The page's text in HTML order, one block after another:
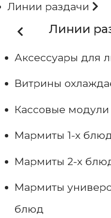
Линии раздачи
Линии
Аксессуары для
Витрины
Кассовые модули
Мармиты 1-х
Мармиты 2-х
Мармиты
блюд